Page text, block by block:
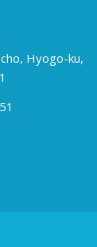
Hyogo-ku,